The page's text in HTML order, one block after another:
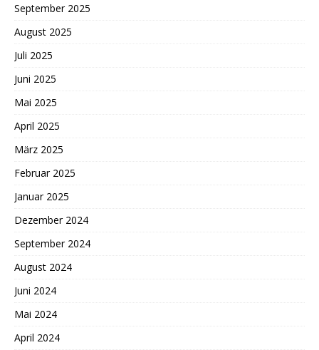
September 2025
August 2025
Juli 2025
Juni 2025
Mai 2025
April 2025
März 2025
Februar 2025
Januar 2025
Dezember 2024
September 2024
August 2024
Juni 2024
Mai 2024
April 2024